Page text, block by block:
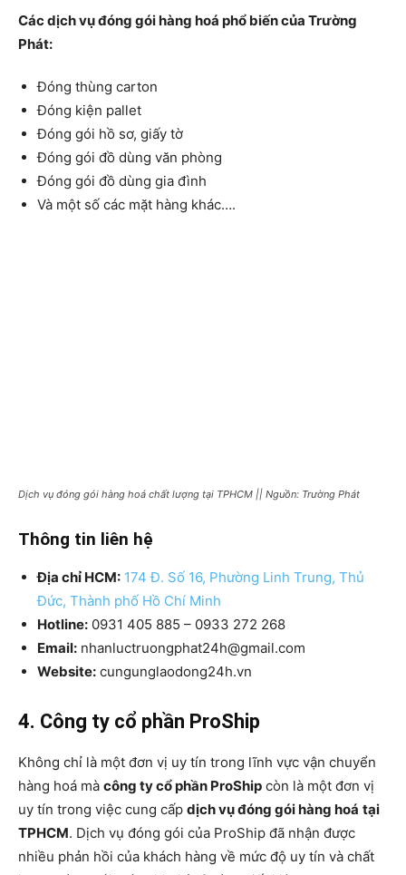
Các dịch vụ đóng gói hàng hoá phổ biến của Trường
Phát:
Đóng thùng carton
Đóng kiện pallet
Đóng gói hồ sơ, giấy tờ
Đóng gói đồ dùng văn phòng
Đóng gói đồ dùng gia đình
Và một số các mặt hàng khác….
Dịch vụ đóng gói hàng hoá chất lượng tại TPHCM || Nguồn: Trường Phát
Thông tin liên hệ
Địa chỉ HCM: 174 Đ. Số 16, Phường Linh Trung, Thủ
Đức, Thành phố Hồ Chí Minh
Hotline: 0931 405 885 – 0933 272 268
Email: nhanluctruongphat24h@gmail.com
Website: cungunglaodong24h.vn
4. Công ty cổ phần ProShip
Không chỉ là một đơn vị uy tín trong lĩnh vực vận chuyển
hàng hoá mà công ty cổ phần ProShip còn là một đơn vị
uy tín trong việc cung cấp dịch vụ đóng gói hàng hoá tại
TPHCM. Dịch vụ đóng gói của ProShip đã nhận được
nhiều phản hồi của khách hàng về mức độ uy tín và chất